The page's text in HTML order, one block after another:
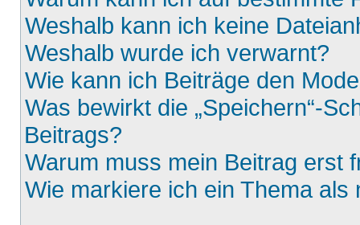
Weshalb kann ich keine
Weshalb wurde ich verwarnt?
Wie kann ich Beiträge den
Was bewirkt die „Speichern“-
Beitrags?
Warum muss mein Beitrag erst
Wie markiere ich ein Thema als